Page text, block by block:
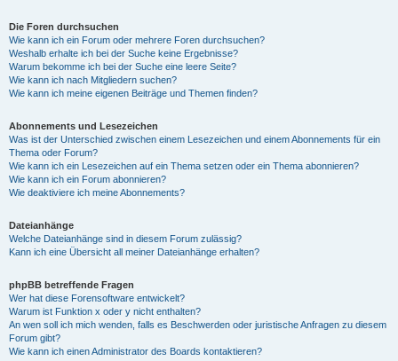
Die Foren durchsuchen
Wie kann ich ein Forum oder mehrere Foren durchsuchen?
Weshalb erhalte ich bei der Suche keine Ergebnisse?
Warum bekomme ich bei der Suche eine leere Seite?
Wie kann ich nach Mitgliedern suchen?
Wie kann ich meine eigenen Beiträge und Themen finden?
Abonnements und Lesezeichen
Was ist der Unterschied zwischen einem Lesezeichen und einem Abonnements für ein
Thema oder Forum?
Wie kann ich ein Lesezeichen auf ein Thema setzen oder ein Thema abonnieren?
Wie kann ich ein Forum abonnieren?
Wie deaktiviere ich meine Abonnements?
Dateianhänge
Welche Dateianhänge sind in diesem Forum zulässig?
Kann ich eine Übersicht all meiner Dateianhänge erhalten?
phpBB betreffende Fragen
Wer hat diese Forensoftware entwickelt?
Warum ist Funktion x oder y nicht enthalten?
An wen soll ich mich wenden, falls es Beschwerden oder juristische Anfragen zu diesem
Forum gibt?
Wie kann ich einen Administrator des Boards kontaktieren?